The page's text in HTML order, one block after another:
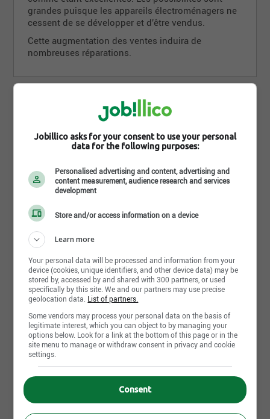
grandes puisque les appareils électroménagers ne
cessent de se développer et d’être vendus.
Cette augmentation des ventes induira de
nombreuses réparations.
Où travaille un(e)
Réparateur électroménager
Un réparateur électroménager travaille dans les
magasins d’électroménager et de meubles. Ils
peuvent aussi travailler dans des entrepôts, ou ils
peuvent simplement travailler à leur compte.
Autres appellations de la
profession
Selon le code CNP (classification nationale des
professions), voici les autres appellations d’emploi
pour réparateur électroménager :
apprenti technicien/apprentie technicienne
d'entretien d'appareils électroménagers
Jobillico asks for your consent to use your personal
data for the following purposes:
Personalised advertising and content, advertising and
content measurement, audience research and services
development
Store and/or access information on a device
Learn more
Your personal data will be processed and information from your
device (cookies, unique identifiers, and other device data) may be
stored by, accessed by and shared with 300 partners, or used
specifically by this site. We and our partners may use precise
geolocation data. List of partners.
Some vendors may process your personal data on the basis of
legitimate interest, which you can object to by managing your
options below. Look for a link at the bottom of this page or in the
site menu to manage or withdraw consent in privacy and cookie
settings.
Consent